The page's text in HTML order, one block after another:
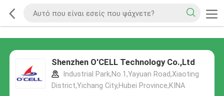
Shenzhen O'CELL Technology Co.,Ltd
Industrial Park,No.1,Yayuan Road,Xiaoting
District,Yichang City,Hubei Province,ΚΙΝΑ